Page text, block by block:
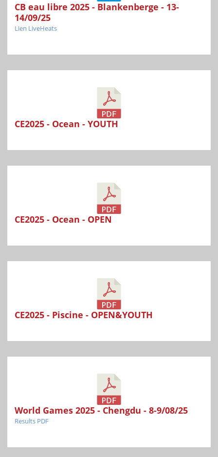
CB eau libre 2025 - Blankenberge - 13-
14/09/25
Lien LiveHeats
CE2025 - Ocean - YOUTH
CE2025 - Ocean - OPEN
CE2025 - Piscine - OPEN&YOUTH
World Games 2025 - Chengdu - 8-9/08/25
Results PDF